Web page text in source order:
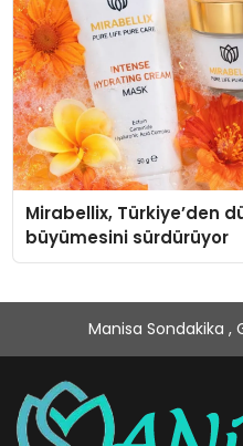
Mirabellix, Türkiye’den
büyümesini sürdürüyor
Manisa Sondakika ,